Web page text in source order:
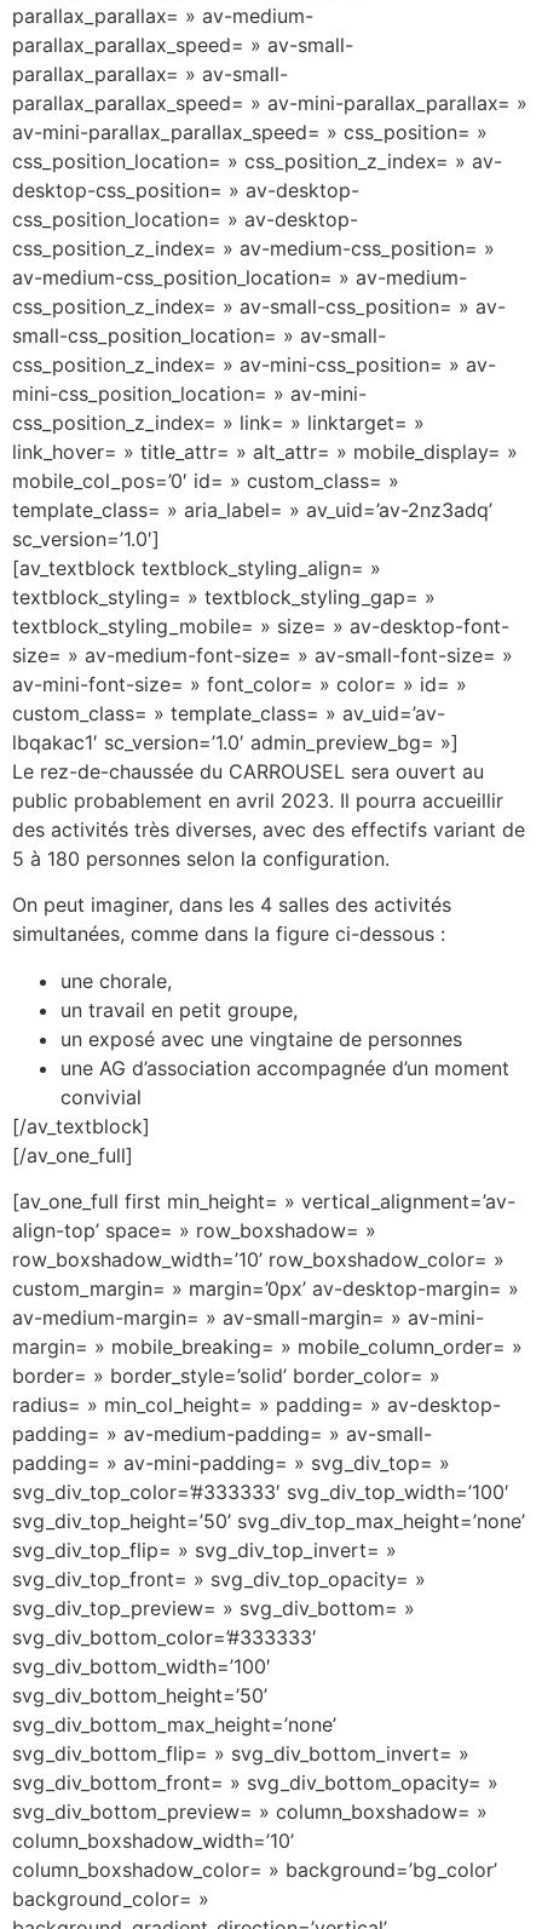
parallax_parallax= » av-medium-
parallax_parallax_speed= » av-small-
parallax_parallax= » av-small-
parallax_parallax_speed= » av-mini-parallax_parallax= »
av-mini-parallax_parallax_speed= » css_position= »
css_position_location= » css_position_z_index= » av-
desktop-css_position= » av-desktop-
css_position_location= » av-desktop-
css_position_z_index= » av-medium-css_position= »
av-medium-css_position_location= » av-medium-
css_position_z_index= » av-small-css_position= » av-
small-css_position_location= » av-small-
css_position_z_index= » av-mini-css_position= » av-
mini-css_position_location= » av-mini-
css_position_z_index= » link= » linktarget= »
link_hover= » title_attr= » alt_attr= » mobile_display= »
mobile_col_pos=’0′ id= » custom_class= »
template_class= » aria_label= » av_uid=’av-2nz3adq’
sc_version=’1.0′]
[av_textblock textblock_styling_align= »
textblock_styling= » textblock_styling_gap= »
textblock_styling_mobile= » size= » av-desktop-font-
size= » av-medium-font-size= » av-small-font-size= »
av-mini-font-size= » font_color= » color= » id= »
custom_class= » template_class= » av_uid=’av-
lbqakac1′ sc_version=’1.0′ admin_preview_bg= »]
Le rez-de-chaussée du CARROUSEL sera ouvert au
public probablement en avril 2023. Il pourra accueillir
des activités très diverses, avec des effectifs variant de
5 à 180 personnes selon la configuration.
On peut imaginer, dans les 4 salles des activités
simultanées, comme dans la figure ci-dessous :
une chorale,
un travail en petit groupe,
un exposé avec une vingtaine de personnes
une AG d’association accompagnée d’un moment
convivial
[/av_textblock]
[/av_one_full]
[av_one_full first min_height= » vertical_alignment=’av-
align-top’ space= » row_boxshadow= »
row_boxshadow_width=’10’ row_boxshadow_color= »
custom_margin= » margin=’0px’ av-desktop-margin= »
av-medium-margin= » av-small-margin= » av-mini-
margin= » mobile_breaking= » mobile_column_order= »
border= » border_style=’solid’ border_color= »
radius= » min_col_height= » padding= » av-desktop-
padding= » av-medium-padding= » av-small-
padding= » av-mini-padding= » svg_div_top= »
svg_div_top_color=’#333333′ svg_div_top_width=’100′
svg_div_top_height=’50’ svg_div_top_max_height=’none’
svg_div_top_flip= » svg_div_top_invert= »
svg_div_top_front= » svg_div_top_opacity= »
svg_div_top_preview= » svg_div_bottom= »
svg_div_bottom_color=’#333333′
svg_div_bottom_width=’100′
svg_div_bottom_height=’50’
svg_div_bottom_max_height=’none’
svg_div_bottom_flip= » svg_div_bottom_invert= »
svg_div_bottom_front= » svg_div_bottom_opacity= »
svg_div_bottom_preview= » column_boxshadow= »
column_boxshadow_width=’10’
column_boxshadow_color= » background=’bg_color’
background_color= »